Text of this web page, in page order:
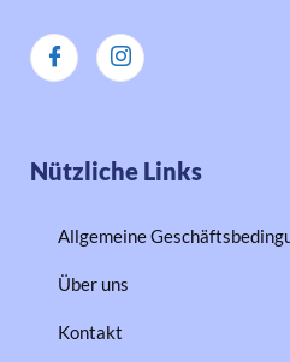
Nützliche Links
Allgemeine
Über uns
Kontakt